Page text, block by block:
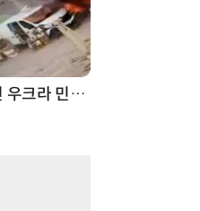
“계속 쫓아왔다”…도망치던 우크라 민간인 공격한 러 자폭 드론